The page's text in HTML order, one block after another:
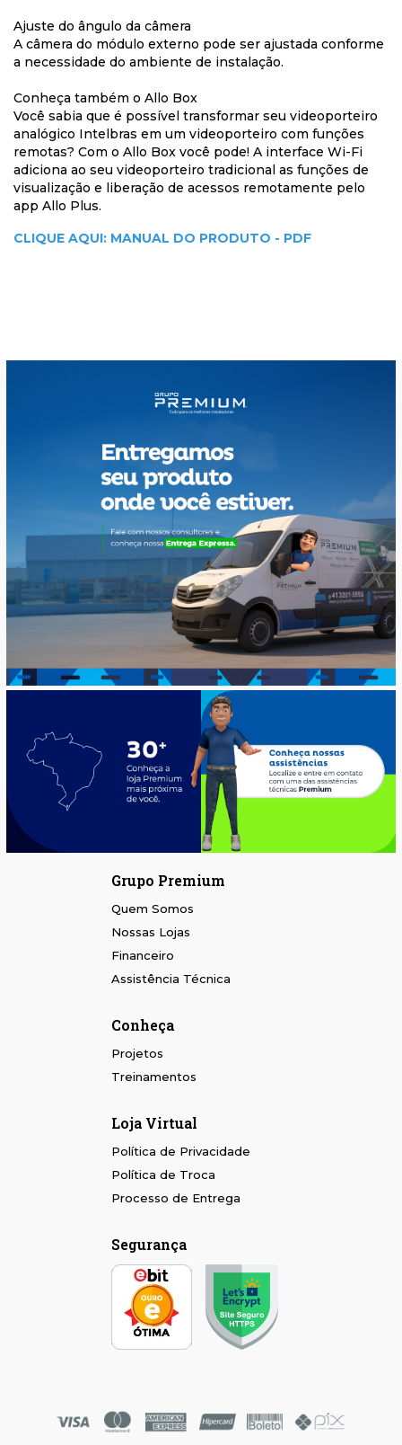
Ajuste do ângulo da câmera
A câmera do módulo externo pode ser ajustada conforme
a necessidade do ambiente de instalação.
Conheça também o Allo Box
Você sabia que é possível transformar seu videoporteiro
analógico Intelbras em um videoporteiro com funções
remotas? Com o Allo Box você pode! A interface Wi-Fi
adiciona ao seu videoporteiro tradicional as funções de
visualização e liberação de acessos remotamente pelo
app Allo Plus.
CLIQUE AQUI: MANUAL DO PRODUTO - PDF
Grupo Premium
Quem Somos
Nossas Lojas
Financeiro
Assistência Técnica
Conheça
Projetos
Treinamentos
Loja Virtual
Política de Privacidade
Política de Troca
Processo de Entrega
Segurança